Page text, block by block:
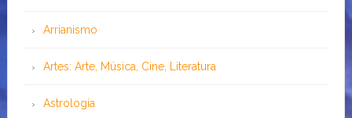
Arrianismo
Artes: Arte, Música, Cine, Literatura
Astrología